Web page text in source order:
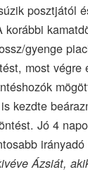
posztjától
korábbi
gyenge
most végre
kezdte
Jó 4
Ázsiát,